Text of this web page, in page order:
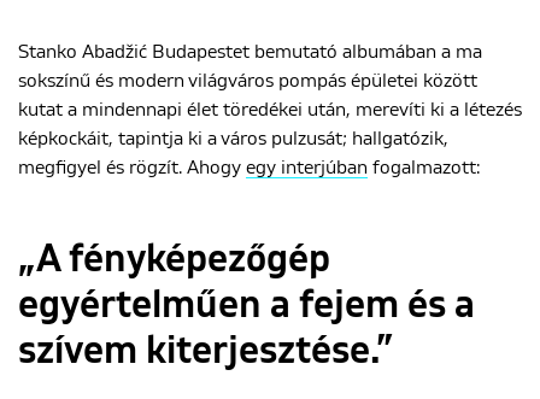
Stanko Abadžić Budapestet bemutató albumában a ma
sokszínű és modern világváros pompás épületei között
kutat a mindennapi élet töredékei után, merevíti ki a létezés
képkockáit, tapintja ki a város pulzusát; hallgatózik,
megfigyel és rögzít. Ahogy egy interjúban fogalmazott:
„A fényképezőgép
egyértelműen a fejem és a
szívem kiterjesztése.”